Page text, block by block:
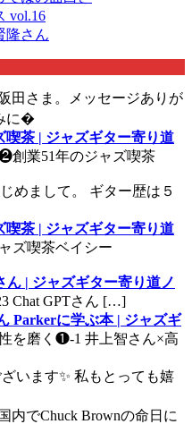
vol.16
隆さん
阪田さま。メッセージありが
に�
茶 | ジャズギター寄り道
業51年のジャズ喫茶
めまして。 ギター歴は５
茶 | ジャズギター寄り道
ズ喫茶ベイシー
ん | ジャズギター寄り道ノ
Chat GPTさん […]
Parkerに学ぶ本 | ジャズギ
を磨く❶-1 井上智さん×高
います✨ 私もとっても嬉
国内でChuck Brownの命日に